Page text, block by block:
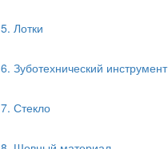
5. Лотки
6. Зуботехнический инструмент
7. Стекло